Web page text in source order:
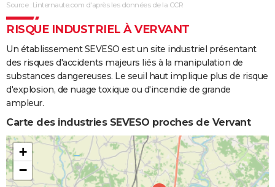
Source : Linternaute.com d'après les données de la CCR
RISQUE INDUSTRIEL À VERVANT
Un établissement SEVESO est un site industriel présentant
des risques d'accidents majeurs liés à la manipulation de
substances dangereuses. Le seuil haut implique plus de risque
d'explosion, de nuage toxique ou d'incendie de grande
ampleur.
Carte des industries SEVESO proches de Vervant
+
−